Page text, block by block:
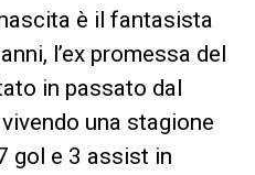
è il fantasista
l’ex promessa del
in passato dal
una stagione
gol e 3 assist in